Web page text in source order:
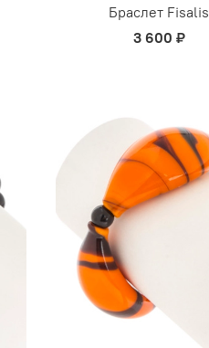
Браслет Fisalis
3 600 ₽